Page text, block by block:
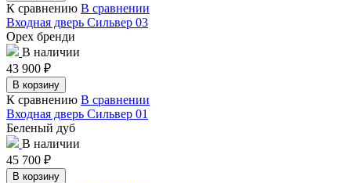
К сравнению В сравнении
Входная дверь Сильвер 03
Орех бренди
В наличии
43 900 ₽
В корзину
К сравнению В сравнении
Входная дверь Сильвер 01
Беленый дуб
В наличии
45 700 ₽
В корзину